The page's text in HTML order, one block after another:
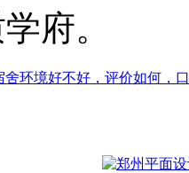
府。
舍环境好不好，评价如何，